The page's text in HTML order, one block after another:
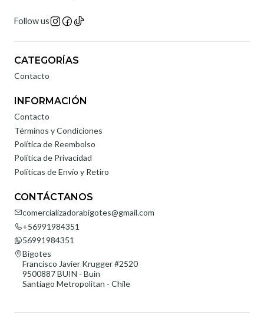
Follow us
CATEGORÍAS
Contacto
INFORMACIÓN
Contacto
Términos y Condiciones
Política de Reembolso
Política de Privacidad
Políticas de Envío y Retiro
CONTÁCTANOS
comercializadorabigotes@gmail.com
+56991984351
56991984351
Bigotes
Francisco Javier Krugger #2520
9500887 BUIN - Buin
Santiago Metropolitan - Chile